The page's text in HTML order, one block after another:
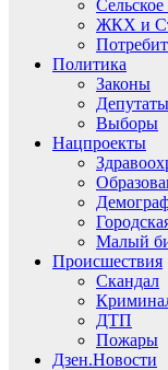
Сельское
ЖКХ и
Политика
Законы
Депутаты
Выборы
Нацпроекты
Малый
Происшествия
Скандал
ДТП
Пожары
Дзен.Новости